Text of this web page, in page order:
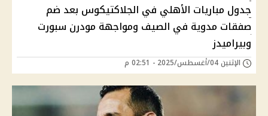
جدول مباريات الأهلي في الجلاكتيكوس بعد ضم
صفقات مدوية في الصيف ومواجهة مودرن سبورت
وبيراميدز
الإثنين 04/أغسطس/2025 - 02:51 م